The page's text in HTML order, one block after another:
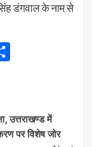
डंगवाल के नाम से
उत्तराखण्ड में
पर विशेष जोर